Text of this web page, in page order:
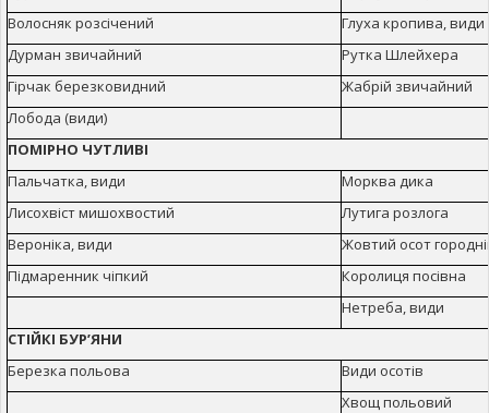
Волосняк розсічений
Глуха кропива, види
Дурман звичайний
Рутка Шлейхера
Гірчак березковидний
Жабрій звичайний
Лобода (види)
ПОМІРНО ЧУТЛИВІ
Пальчатка, види
Морква дика
Лисохвіст мишохвостий
Лутига розлога
Вероніка, види
Жовтий осот
Підмаренник чіпкий
Королиця посівна
Нетреба, види
СТІЙКІ БУР’ЯНИ
Березка польова
Види осотів
Хвощ польовий